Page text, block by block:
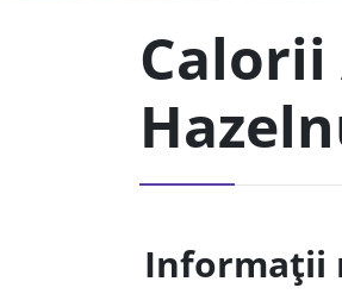
Calorii
Informații